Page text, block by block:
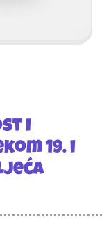
i
19. i